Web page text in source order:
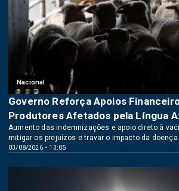
Nacional
03/08/2026 • 13:05
Governo Reforça Apoios
Produtores Afetados pela Língua
Aumento das indemnizações e apoio direto à
mitigar os prejuízos e travar o impacto da